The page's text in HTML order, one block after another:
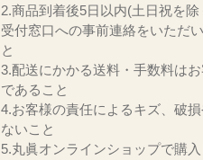
2.商品到着後5日以内(土日祝を除
受付窓口への事前連絡をいただ
と
3.配送にかかる送料・手数料は
であること
4.お客様の責任によるキズ、破
ないこと
5.丸眞オンラインショップで購